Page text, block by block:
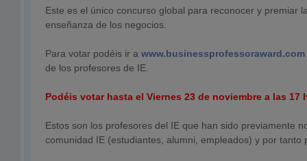
Este es el único concurso global para reconocer y premiar
enseñanza de los negocios.
Para votar podéis ir a www.businessprofessoraward.com
de los profesores de IE.
Podéis votar hasta el Viernes 23 de noviembre a las 17
Estos son los profesores del IE que han sido previamente
comunidad IE (estudiantes, alumni, empleados) y por tanto